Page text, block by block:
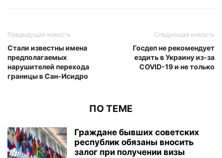
Предыдущая новость
Стали известны имена
предполагаемых
нарушителей перехода
границы в Сан-Исидро
Следующая новость
Госдеп не рекомендует
ездить в Украину из-за
COVID-19 и не только
ПО ТЕМЕ
Граждане бывших советских
республик обязаны вносить
залог при получении визы